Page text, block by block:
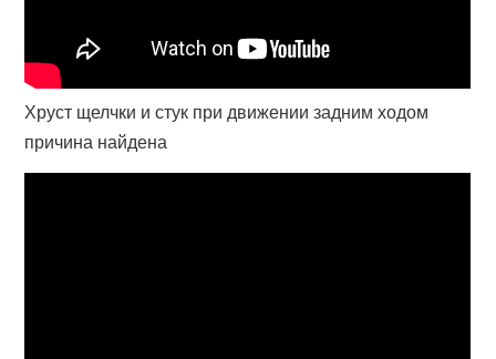
Хруст щелчки и стук при движении задним ходом
причина найдена